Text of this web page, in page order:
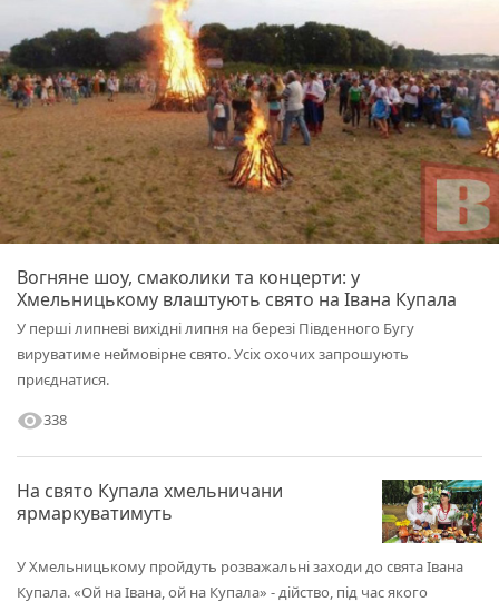
Вогняне шоу, смаколики та концерти: у
Хмельницькому влаштують свято на Івана Купала
У перші липневі вихідні липня на березі Південного Бугу
вируватиме неймовірне свято. Усіх охочих запрошують
приєднатися.
visibility338
На свято Купала хмельничани
ярмаркуватимуть
У Хмельницькому пройдуть розважальні заходи до свята Івана
Купала. «Ой на Івана, ой на Купала» - дійство, під час якого